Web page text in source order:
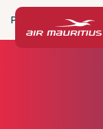
Page d’accueil